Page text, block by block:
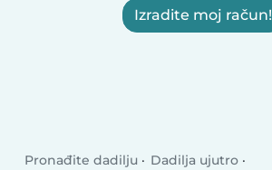
Izradite moj račun!
Pronađite dadilju
Dadilja ujutro